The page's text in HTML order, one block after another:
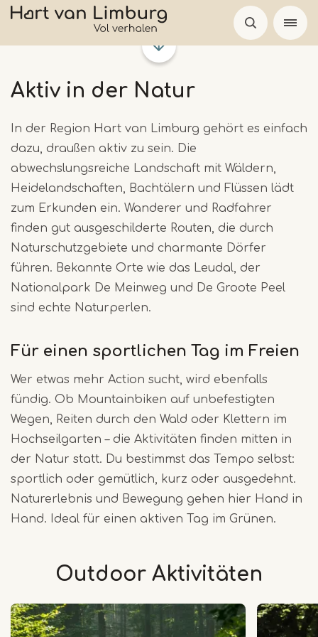
Skip
main
Aktiv in der Natur
In der Region Hart van Limburg gehört es einfach
dazu, draußen aktiv zu sein. Die
abwechslungsreiche Landschaft mit Wäldern,
Heidelandschaften, Bachtälern und Flüssen lädt
zum Erkunden ein. Wanderer und Radfahrer
finden gut ausgeschilderte Routen, die durch
Naturschutzgebiete und charmante Dörfer
führen. Bekannte Orte wie das Leudal, der
Nationalpark De Meinweg und De Groote Peel
sind echte Naturperlen.
Für einen sportlichen Tag im Freien
Wer etwas mehr Action sucht, wird ebenfalls
fündig. Ob Mountainbiken auf unbefestigten
Wegen, Reiten durch den Wald oder Klettern im
Hochseilgarten – die Aktivitäten finden mitten in
der Natur statt. Du bestimmst das Tempo selbst:
sportlich oder gemütlich, kurz oder ausgedehnt.
Naturerlebnis und Bewegung gehen hier Hand in
Hand. Ideal für einen aktiven Tag im Grünen.
Outdoor Aktivitäten